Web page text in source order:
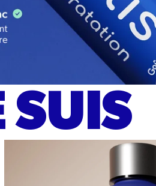
SUIS
Gourdes